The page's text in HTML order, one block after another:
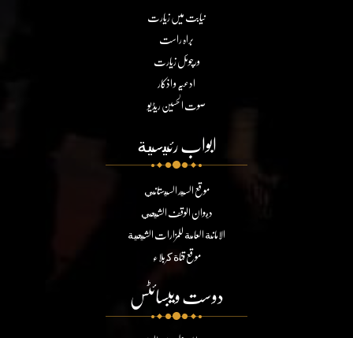
نیابت میں زیارت
براہ راست
ورچوئل زیارت
ادعیہ و اذکار
صوت الحسین ریڈیو
ابواب رئيسية
موقع السيد السيستاني
ديوان الوقف الشيعي
الامانة العامة للمزارات الشيعية
موقع قناة كربلاء
دوست ویبسائٹس